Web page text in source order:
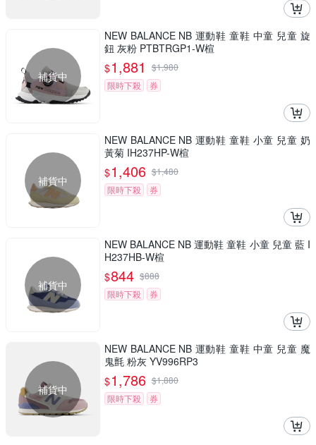
補貨中
NEW BALANCE NB 運動鞋 童鞋 中童 兒童 旋
鈕 灰粉 PTBTRGP1-W楦
$1,881 $1,980
限時下殺
券
補貨中
NEW BALANCE NB 運動鞋 童鞋 小童 兒童 奶
黃菊 IH237HP-W楦
$1,406 $1,480
限時下殺
券
補貨中
NEW BALANCE NB 運動鞋 童鞋 小童 兒童 藍 I
H237HB-W楦
$844 $888
限時下殺
券
補貨中
NEW BALANCE NB 運動鞋 童鞋 中童 兒童 魔
鬼氈 粉灰 YV996RP3
$1,786 $1,880
限時下殺
券